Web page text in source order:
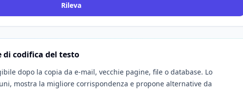
Rileva
di codifica del testo
dopo la copia da e-mail, vecchie pagine, file o database. Lo
mostra la migliore corrispondenza e propone alternative da